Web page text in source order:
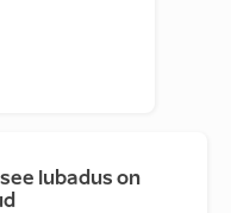
lubadus on